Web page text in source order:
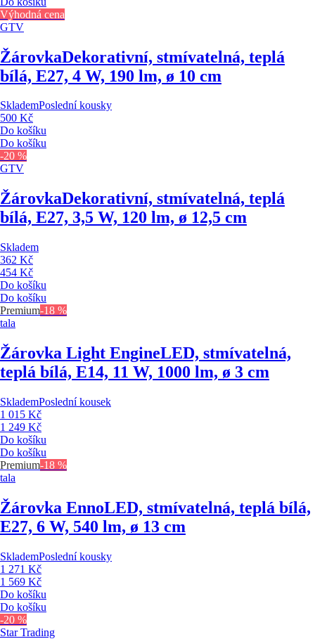
Výhodná cena
GTV
ŽárovkaDekorativní, stmívatelná, teplá
bílá, E27, 4 W, 190 lm, ø 10 cm
SklademPoslední kousky
500 Kč
Do košíku
Do košíku
-20 %
GTV
ŽárovkaDekorativní, stmívatelná, teplá
bílá, E27, 3,5 W, 120 lm, ø 12,5 cm
Skladem
362 Kč
454 Kč
Do košíku
Do košíku
Premium-18 %
tala
Žárovka Light EngineLED, stmívatelná,
teplá bílá, E14, 11 W, 1000 lm, ø 3 cm
SklademPoslední kousek
1 015 Kč
1 249 Kč
Do košíku
Do košíku
Premium-18 %
tala
Žárovka EnnoLED, stmívatelná, teplá bílá,
E27, 6 W, 540 lm, ø 13 cm
SklademPoslední kousky
1 271 Kč
1 569 Kč
Do košíku
Do košíku
-20 %
Star Trading